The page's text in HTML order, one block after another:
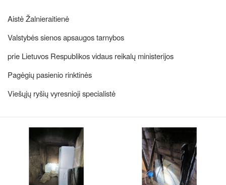
Aistė Žalnieraitienė
Valstybės sienos apsaugos tarnybos
prie Lietuvos Respublikos vidaus reikalų ministerijos
Pagėgių pasienio rinktinės
Viešųjų ryšių vyresnioji specialistė